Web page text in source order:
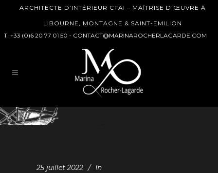
ARCHITECTE D’INTÉRIEUR CFAI – MAÎTRISE D’ŒUVRE À
LIBOURNE, MONTAGNE & SAINT-EMILION
T. +33 (0)6 20 77 01 50 - CONTACT@MARINAROCHERLAGARDE.COM
25 juillet 2022 In